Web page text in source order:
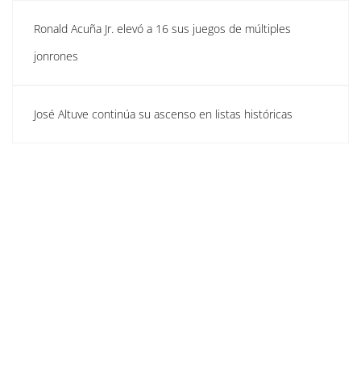
Ronald Acuña Jr. elevó a 16 sus juegos de múltiples
jonrones
José Altuve continúa su ascenso en listas históricas